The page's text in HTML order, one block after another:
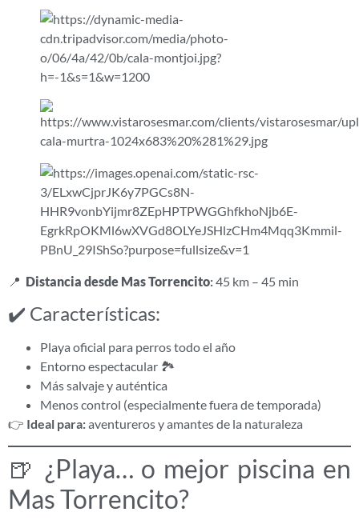
📍 Distancia desde Mas Torrencito:45 km – 45 min
✔️ Características:
Playa oficial para perros todo el año
Entorno espectacular 🏞️
Más salvaje y auténtica
Menos control (especialmente fuera de temporada)
👉 Ideal para:aventureros y amantes de la naturaleza
🍺 ¿Playa… o mejor piscina en
Mas Torrencito?